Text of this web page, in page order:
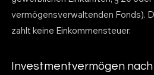
vermögensverwaltenden Fonds).
zahlt keine Einkommensteuer.
Investmentvermögen nach